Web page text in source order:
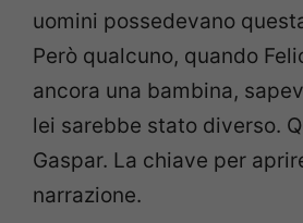
uomini possedevano
Però qualcuno, quando
ancora una bambina,
lei sarebbe stato diverso.
Gaspar. La chiave per
narrazione.